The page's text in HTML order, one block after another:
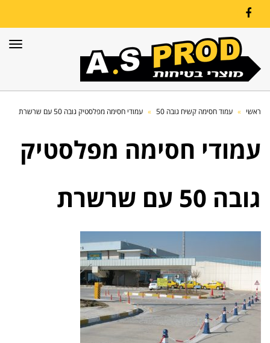
Facebook
ראשי » עמוד חסימה קשיח גובה 50 » עמודי חסימה מפלסטיק גובה 50 עם שרשרת
עמודי חסימה מפלסטיק
גובה 50 עם שרשרת